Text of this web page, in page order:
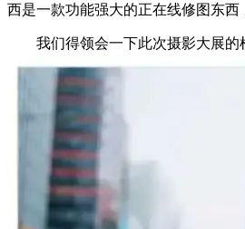
西是一款功能强大的正在线修图东
我们得领会一下此次摄影大展的